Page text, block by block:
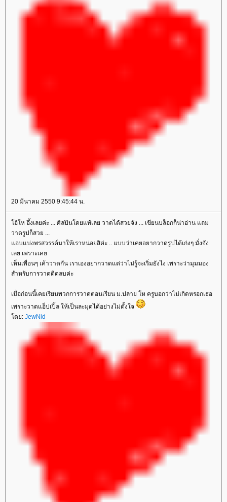
20 มีนาคม 2550 9:45:44 น.
อ้โห อึ้งเลยค่ะ ... ศิลปินโดยแท้เลย วาดได้สวยจัง ... เขียนบล็อกก็น่าอ่าน แถม
วาดรูปก็สวย ...
อบแบ่งพรสวรรค์มาให้เราหน่อยสิค่ะ .. แบบว่าเคยอยากวาดรูปได้เก่งๆ มั่งจัง
เลย เพราะเค
เห็นเพื่อนๆ เค้าวาดกัน เราเองอยากวาดแต่ว่าไม่รู้จะเริ่มยังไง เพราะว่ามุมมอง
สำหรับการวาดติดลบค่ะ
เมื่อก่อนนี้เคยเรียนพวกการวาดตอนเรียน ม.ปลาย โห ครูบอกว่าไม่เกิดหรอกเธอ
เพราะวาดแอ็ปเปิ้ล ให้เป็นละมุดได้อย่างไม่ตั้งใจ
ดย: JewNid